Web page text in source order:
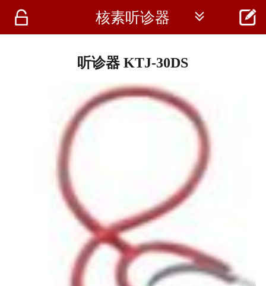
 首页
医疗资讯
 核素听诊器  
听诊器 KTJ-30DS